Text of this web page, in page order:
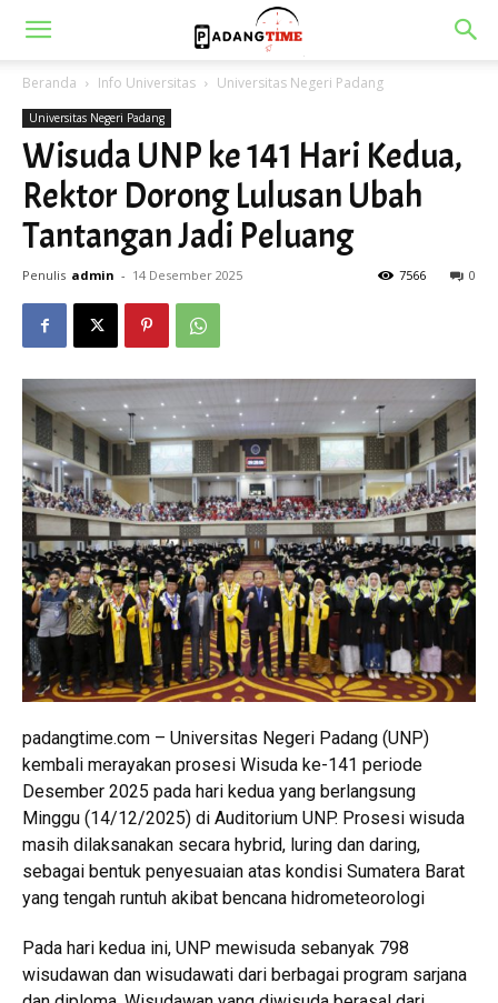
Beranda Info Universitas Universitas Negeri Padang
Universitas Negeri Padang
Wisuda UNP ke 141 Hari Kedua,
Rektor Dorong Lulusan Ubah
Tantangan Jadi Peluang
Penulis admin - 14 Desember 2025 0
7566
padangtime.com – Universitas Negeri Padang (UNP)
kembali merayakan prosesi Wisuda ke-141 periode
Desember 2025 pada hari kedua yang berlangsung
Minggu (14/12/2025) di Auditorium UNP. Prosesi wisuda
masih dilaksanakan secara hybrid, luring dan daring,
sebagai bentuk penyesuaian atas kondisi Sumatera Barat
yang tengah runtuh akibat bencana hidrometeorologi
Pada hari kedua ini, UNP mewisuda sebanyak 798
wisudawan dan wisudawati dari berbagai program sarjana